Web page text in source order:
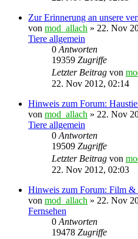
Zur Erinnerung an unsere
von mod_allach » 22. Nov
Tiere allgemein
0Antworten
19359 Zugriffe
Letzter Beitrag von
22. Nov 2012, 02:14
Hinweis zum Forum:
von mod_allach » 22. Nov
Tiere allgemein
0Antworten
19509 Zugriffe
Letzter Beitrag von
22. Nov 2012, 02:03
Hinweis zum Forum: Film &
von mod_allach » 22. Nov
Fernsehen
0Antworten
19478 Zugriffe